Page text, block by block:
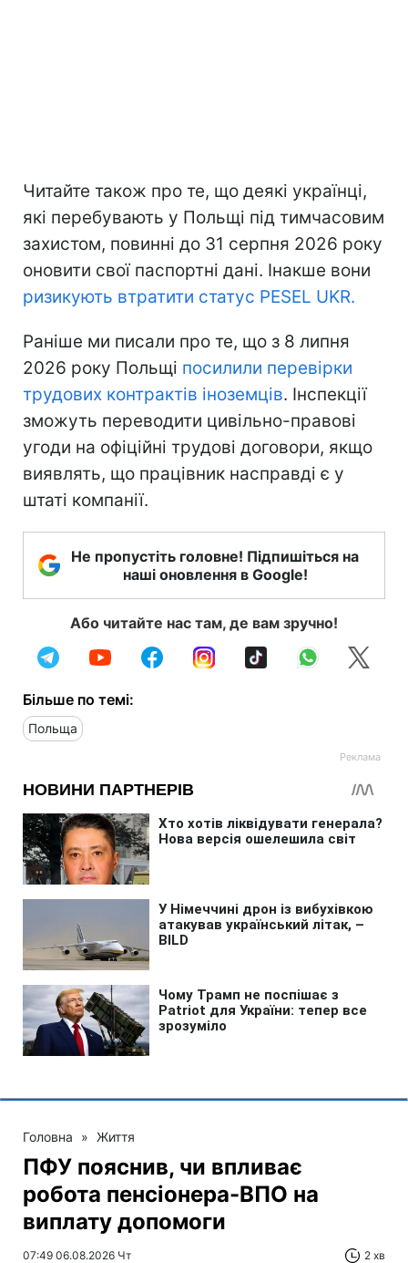
Читайте також про те, що деякі українці,
які перебувають у Польщі під тимчасовим
захистом, повинні до 31 серпня 2026 року
оновити свої паспортні дані. Інакше вони
ризикують втратити статус PESEL UKR.
Раніше ми писали про те, що з 8 липня
2026 року Польщі посилили перевірки
трудових контрактів іноземців. Інспекції
зможуть переводити цивільно-правові
угоди на офіційні трудові договори, якщо
виявлять, що працівник насправді є у
штаті компанії.
Не пропустіть головне! Підпишіться на
наші оновлення в Google!
Або читайте нас там, де вам зручно!
Більше по темі:
Польща
Головна » Життя
ПФУ пояснив, чи впливає
робота пенсіонера-ВПО на
виплату допомоги
07:49 06.08.2026 Чт 2 хв